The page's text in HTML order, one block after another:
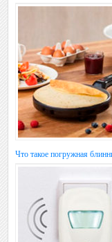
Что такое погружная